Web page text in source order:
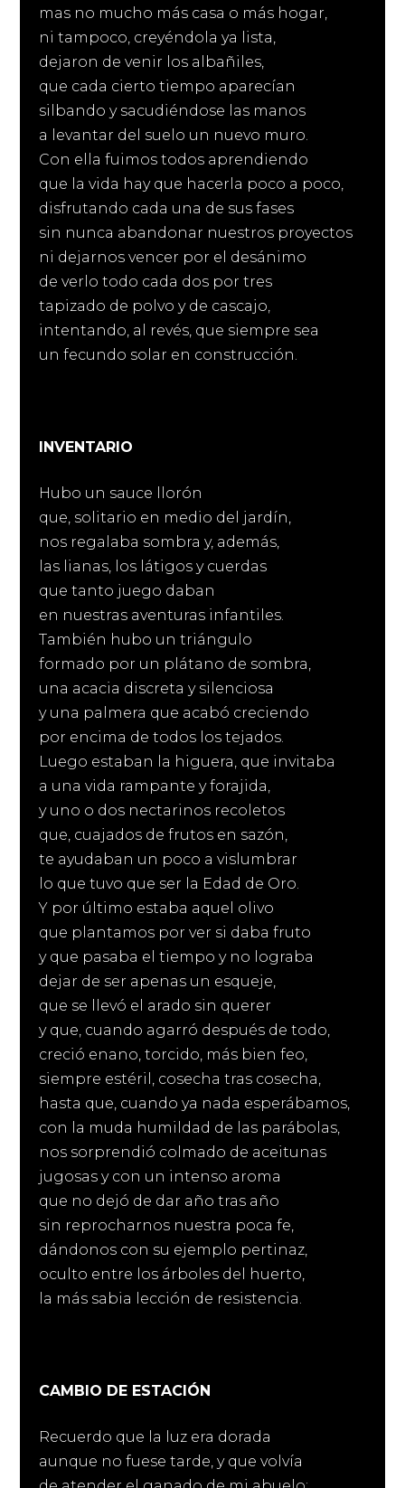
mas no mucho más casa o más hogar,
ni tampoco, creyéndola ya lista,
dejaron de venir los albañiles,
que cada cierto tiempo aparecían
silbando y sacudiéndose las manos
a levantar del suelo un nuevo muro.
Con ella fuimos todos aprendiendo
que la vida hay que hacerla poco a poco,
disfrutando cada una de sus fases
sin nunca abandonar nuestros proyectos
ni dejarnos vencer por el desánimo
de verlo todo cada dos por tres
tapizado de polvo y de cascajo,
intentando, al revés, que siempre sea
un fecundo solar en construcción.
INVENTARIO
Hubo un sauce llorón
que, solitario en medio del jardín,
nos regalaba sombra y, además,
las lianas, los látigos y cuerdas
que tanto juego daban
en nuestras aventuras infantiles.
También hubo un triángulo
formado por un plátano de sombra,
una acacia discreta y silenciosa
y una palmera que acabó creciendo
por encima de todos los tejados.
Luego estaban la higuera, que invitaba
a una vida rampante y forajida,
y uno o dos nectarinos recoletos
que, cuajados de frutos en sazón,
te ayudaban un poco a vislumbrar
lo que tuvo que ser la Edad de Oro.
Y por último estaba aquel olivo
que plantamos por ver si daba fruto
y que pasaba el tiempo y no lograba
dejar de ser apenas un esqueje,
que se llevó el arado sin querer
y que, cuando agarró después de todo,
creció enano, torcido, más bien feo,
siempre estéril, cosecha tras cosecha,
hasta que, cuando ya nada esperábamos,
con la muda humildad de las parábolas,
nos sorprendió colmado de aceitunas
jugosas y con un intenso aroma
que no dejó de dar año tras año
sin reprocharnos nuestra poca fe,
dándonos con su ejemplo pertinaz,
oculto entre los árboles del huerto,
la más sabia lección de resistencia.
CAMBIO DE ESTACIÓN
Recuerdo que la luz era dorada
aunque no fuese tarde, y que volvía